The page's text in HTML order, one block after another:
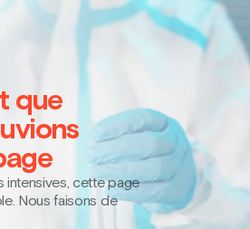
que
intensives, cette page
Nous faisons de